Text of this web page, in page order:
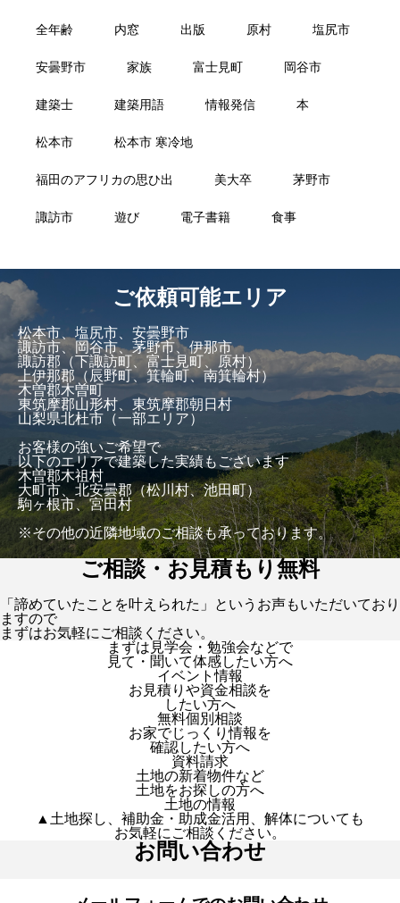
全年齢 内窓 出版 原村 塩尻市
安曇野市 家族 富士見町 岡谷市
建築士 建築用語 情報発信 本
松本市 松本市 寒冷地
福田のアフリカの思ひ出 美大卒 茅野市
諏訪市 遊び 電子書籍 食事
ご依頼可能エリア
松本市、塩尻市、安曇野市
諏訪市、岡谷市、茅野市、伊那市
諏訪郡（下諏訪町、富士見町、原村）
上伊那郡（辰野町、箕輪町、南箕輪村）
木曽郡木曽町
東筑摩郡山形村、東筑摩郡朝日村
山梨県北杜市（一部エリア）
お客様の強いご希望で
以下のエリアで建築した実績もございます
木曽郡木祖村
大町市、北安曇郡（松川村、池田町）
駒ヶ根市、宮田村
※その他の近隣地域のご相談も承っております。
ご相談・お見積もり無料
「諦めていたことを叶えられた」というお声もいただいており
ますので
まずはお気軽にご相談ください。
まずは見学会・勉強会などで
見て・聞いて体感したい方へ
イベント情報
お見積りや資金相談を
したい方へ
無料個別相談
お家でじっくり情報を
確認したい方へ
資料請求
土地の新着物件など
土地をお探しの方へ
土地の情報
▲土地探し、補助金・助成金活用、解体についても
お気軽にご相談ください。
お問い合わせ